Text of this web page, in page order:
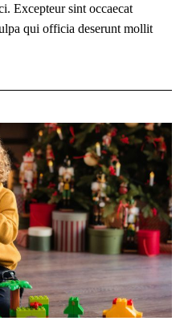
Excepteur sint occaecat
qui officia deserunt mollit